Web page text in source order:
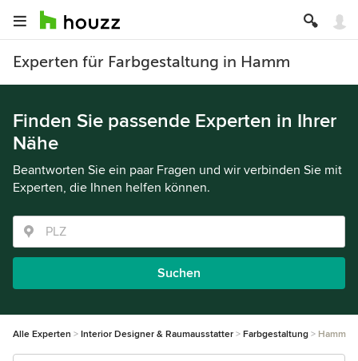
Experten für Farbgestaltung in Hamm
Finden Sie passende Experten in Ihrer
Nähe
Beantworten Sie ein paar Fragen und wir verbinden Sie mit
Experten, die Ihnen helfen können.
Suchen
Alle Experten Interior Designer & Raumausstatter Farbgestaltung Hamm